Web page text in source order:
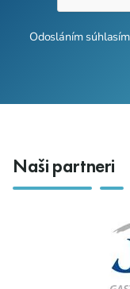
Odosláním
Naši partneri